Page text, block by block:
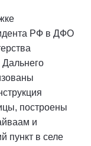
РФ в ДФО
построены
и
пункт в селе